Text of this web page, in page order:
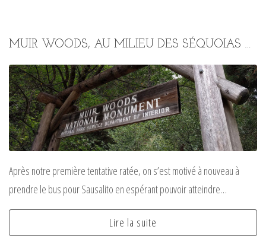
MUIR WOODS, AU MILIEU DES SÉQUOIAS GÉANTS
Après notre première tentative ratée, on s’est motivé à nouveau à
prendre le bus pour Sausalito en espérant pouvoir atteindre…
Lire la suite